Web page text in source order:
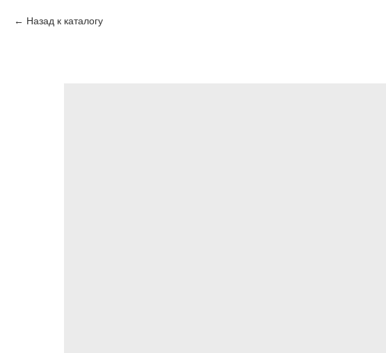
Назад к каталогу